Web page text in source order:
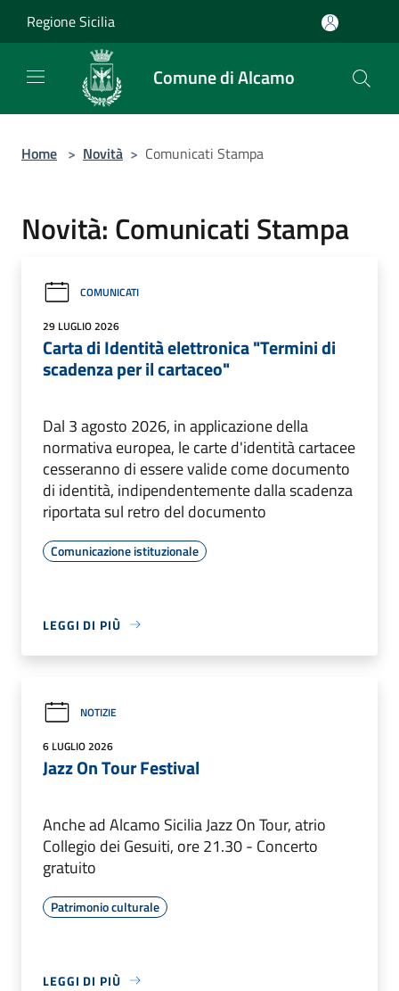
Regione Sicilia
Comune di Alcamo
Home > Novità > Comunicati Stampa
Novità: Comunicati Stampa
COMUNICATI
29 LUGLIO 2026
Carta di Identità elettronica "Termini di
scadenza per il cartaceo"
Dal 3 agosto 2026, in applicazione della
normativa europea, le carte d'identità cartacee
cesseranno di essere valide come documento
di identità, indipendentemente dalla scadenza
riportata sul retro del documento
Comunicazione istituzionale
LEGGI DI PIÙ
NOTIZIE
6 LUGLIO 2026
Jazz On Tour Festival
Anche ad Alcamo Sicilia Jazz On Tour, atrio
Collegio dei Gesuiti, ore 21.30 - Concerto
gratuito
Patrimonio culturale
LEGGI DI PIÙ